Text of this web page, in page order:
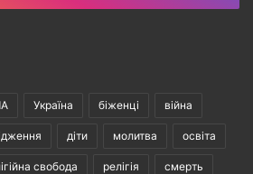
Україна біженці війна
діти молитва освіта
свобода релігія смерть